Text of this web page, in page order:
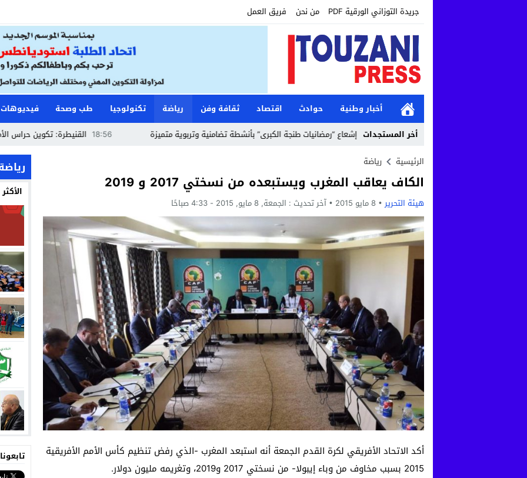
جريدة التوزاني الورقية PDF من نحن فريق العمل
أخبار وطنية حوادث اقتصاد ثقافة وفن رياضة تكنولوجيا طب وصحة فيديوهات
أخر المستجدات
18:56 القنيطرة: تكوين حراس الأمن وأعوان
مؤسسة طنجة الكبرى تواصل إشعاع “رمضانيات طنجة الكبرى” بأنشطة تضامنية وتربوية متميزة
الرئيسية
رياضة
الكاف يعاقب المغرب ويستبعده من نسختي 2017 و 2019
هيئة التحرير 8 مايو 2015 آخر تحديث : الجمعة, 8 مايو, 2015 - 4:33 صباحًا
أكد الاتحاد الأفريقي لكرة القدم الجمعة أنه استبعد المغرب -الذي رفض تنظيم كأس الأمم الأفريقية
2015 بسبب مخاوف من وباء إيبولا- من نسختي 2017 و2019، وتغريمه مليون دولار.